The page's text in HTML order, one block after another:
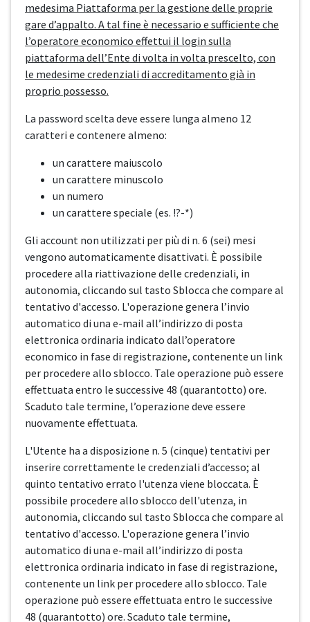
medesima Piattaforma per la gestione delle proprie
gare d’appalto. A tal fine è necessario e sufficiente che
l’operatore economico effettui il login sulla
piattaforma dell’Ente di volta in volta prescelto, con
le medesime credenziali di accreditamento già in
proprio possesso.
La password scelta deve essere lunga almeno 12
caratteri e contenere almeno:
un carattere maiuscolo
un carattere minuscolo
un numero
un carattere speciale (es. !?-*)
Gli account non utilizzati per più di n. 6 (sei) mesi
vengono automaticamente disattivati. È possibile
procedere alla riattivazione delle credenziali, in
autonomia, cliccando sul tasto Sblocca che compare al
tentativo d'accesso. L'operazione genera l’invio
automatico di una e-mail all’indirizzo di posta
elettronica ordinaria indicato dall’operatore
economico in fase di registrazione, contenente un link
per procedere allo sblocco. Tale operazione può essere
effettuata entro le successive 48 (quarantotto) ore.
Scaduto tale termine, l’operazione deve essere
nuovamente effettuata.
L'Utente ha a disposizione n. 5 (cinque) tentativi per
inserire correttamente le credenziali d’accesso; al
quinto tentativo errato l'utenza viene bloccata. È
possibile procedere allo sblocco dell'utenza, in
autonomia, cliccando sul tasto Sblocca che compare al
tentativo d'accesso. L'operazione genera l’invio
automatico di una e-mail all’indirizzo di posta
elettronica ordinaria indicato in fase di registrazione,
contenente un link per procedere allo sblocco. Tale
operazione può essere effettuata entro le successive
48 (quarantotto) ore. Scaduto tale termine,